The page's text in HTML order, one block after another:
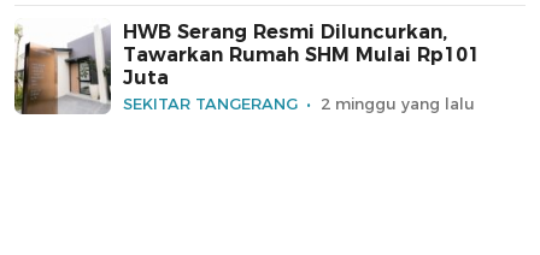
HWB Serang Resmi Diluncurkan,
Tawarkan Rumah SHM Mulai Rp101
Juta
SEKITAR TANGERANG 2 minggu yang lalu